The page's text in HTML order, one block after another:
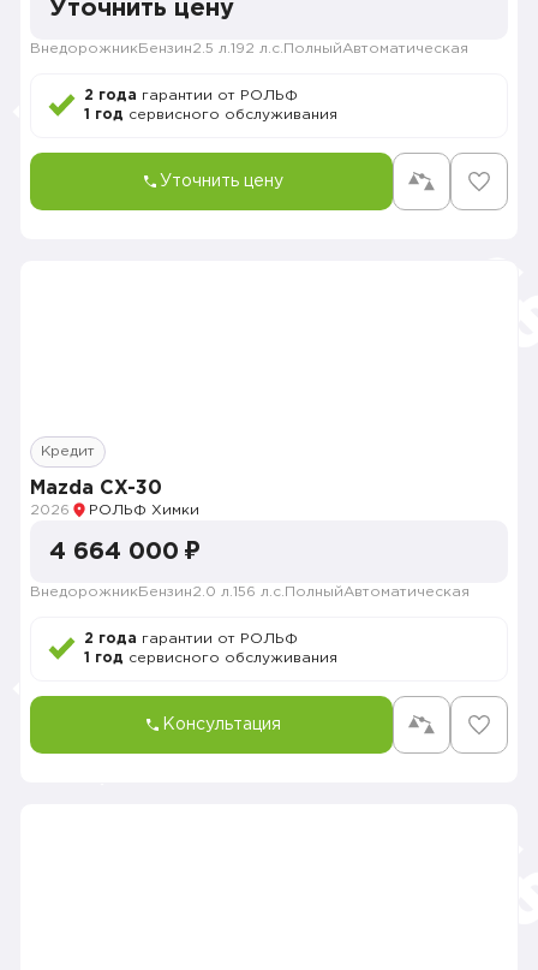
Уточнить цену
Внедорожник Бензин2.5 л. 192 л.с. ПолныйАвтоматическая
2 года гарантии от РОЛЬФ
1 год сервисного обслуживания
Уточнить цену
Кредит
Mazda CX-30
2026 РОЛЬФ Химки
4 664 000 ₽
Внедорожник Бензин2.0 л. 156 л.с. ПолныйАвтоматическая
2 года гарантии от РОЛЬФ
1 год сервисного обслуживания
Консультация